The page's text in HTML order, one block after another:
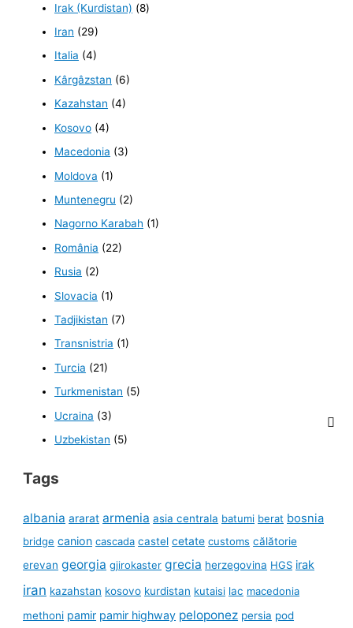
Irak (Kurdistan) (8)
Iran (29)
Italia (4)
Kârgâzstan (6)
Kazahstan (4)
Kosovo (4)
Macedonia (3)
Moldova (1)
Muntenegru (2)
Nagorno Karabah (1)
România (22)
Rusia (2)
Slovacia (1)
Tadjikistan (7)
Transnistria (1)
Turcia (21)
Turkmenistan (5)
Ucraina (3)
Uzbekistan (5)
Tags
albania ararat armenia asia centrala batumi berat bosnia
bridge canion cascada castel cetate customs călătorie
erevan georgia gjirokaster grecia herzegovina HGS irak
iran kazahstan kosovo kurdistan kutaisi lac macedonia
methoni pamir pamir highway peloponez persia pod